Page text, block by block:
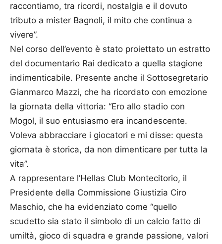
raccontiamo, tra ricordi, nostalgia e il dovuto
tributo a mister Bagnoli, il mito che continua a
vivere”.
Nel corso dell’evento è stato proiettato un estratto
del documentario Rai dedicato a quella stagione
indimenticabile. Presente anche il Sottosegretario
Gianmarco Mazzi, che ha ricordato con emozione
la giornata della vittoria: “Ero allo stadio con
Mogol, il suo entusiasmo era incandescente.
Voleva abbracciare i giocatori e mi disse: questa
giornata è storica, da non dimenticare per tutta la
vita”.
A rappresentare l’Hellas Club Montecitorio, il
Presidente della Commissione Giustizia Ciro
Maschio, che ha evidenziato come “quello
scudetto sia stato il simbolo di un calcio fatto di
umiltà, gioco di squadra e grande passione, valori